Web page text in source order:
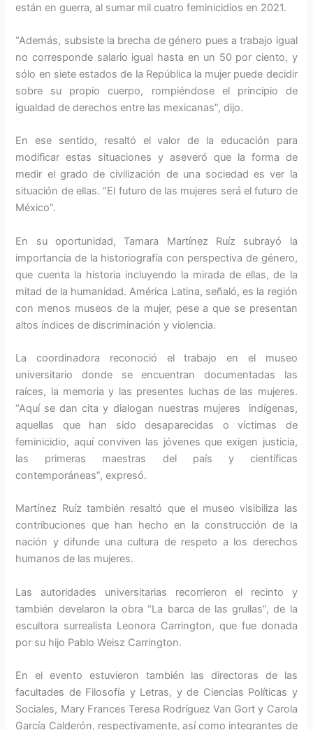
están en guerra, al sumar mil cuatro feminicidios en 2021.
“Además, subsiste la brecha de género pues a trabajo igual
no corresponde salario igual hasta en un 50 por ciento, y
sólo en siete estados de la República la mujer puede decidir
sobre su propio cuerpo, rompiéndose el principio de
igualdad de derechos entre las mexicanas”, dijo.
En ese sentido, resaltó el valor de la educación para
modificar estas situaciones y aseveró que la forma de
medir el grado de civilización de una sociedad es ver la
situación de ellas. “El futuro de las mujeres será el futuro de
México”.
En su oportunidad, Tamara Martínez Ruíz subrayó la
importancia de la historiografía con perspectiva de género,
que cuenta la historia incluyendo la mirada de ellas, de la
mitad de la humanidad. América Latina, señaló, es la región
con menos museos de la mujer, pese a que se presentan
altos índices de discriminación y violencia.
La coordinadora reconoció el trabajo en el museo
universitario donde se encuentran documentadas las
raíces, la memoria y las presentes luchas de las mujeres.
“Aquí se dan cita y dialogan nuestras mujeres indígenas,
aquellas que han sido desaparecidas o víctimas de
feminicidio, aquí conviven las jóvenes que exigen justicia,
las primeras maestras del país y científicas
contemporáneas”, expresó.
Martínez Ruíz también resaltó que el museo visibiliza las
contribuciones que han hecho en la construcción de la
nación y difunde una cultura de respeto a los derechos
humanos de las mujeres.
Las autoridades universitarias recorrieron el recinto y
también develaron la obra “La barca de las grullas”, de la
escultora surrealista Leonora Carrington, que fue donada
por su hijo Pablo Weisz Carrington.
En el evento estuvieron también las directoras de las
facultades de Filosofía y Letras, y de Ciencias Políticas y
Sociales, Mary Frances Teresa Rodríguez Van Gort y Carola
García Calderón, respectivamente, así como integrantes de